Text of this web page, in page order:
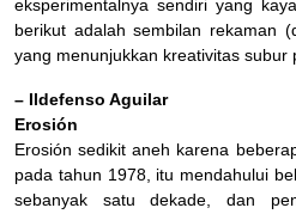
eksperimentalnya sendiri yang
berikut adalah sembilan rekaman
yang menunjukkan kreativitas subur
– Ildefenso Aguilar
Erosión
Erosión sedikit aneh karena
pada tahun 1978, itu mendahului
sebanyak satu dekade, dan